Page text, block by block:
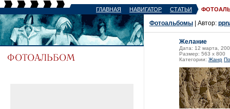
ГЛАВНАЯ НАВИГАТОР СТАТЬИ
Фотоальбомы | Автор:
Желание
Дата: 12 марта,
Размер: 563 x 800
Категории: Жанр